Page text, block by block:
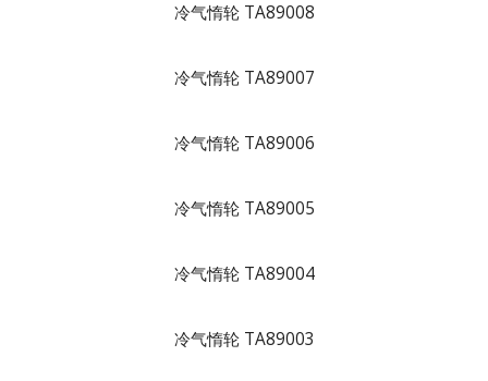
冷气惰轮 TA89008
冷气惰轮 TA89007
冷气惰轮 TA89006
冷气惰轮 TA89005
冷气惰轮 TA89004
冷气惰轮 TA89003